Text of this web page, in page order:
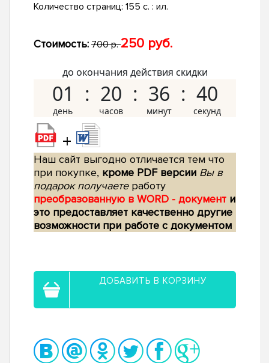
Количество страниц: 155 с. : ил.
Стоимость: 700 р.250 руб.
до окончания действия скидки
01 20 36 39
+
Наш сайт выгодно отличается тем что
при покупке, кроме PDF версии Вы в
подарок получаетеработу
преобразованную в WORD - документ и
это предоставляет качественно другие
возможности при работе с документом
ДОБАВИТЬ В КОРЗИНУ